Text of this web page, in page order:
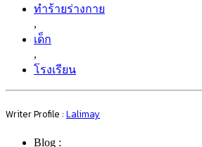
ทำร้ายร่างกาย
,
เด็ก
,
โรงเรียน
Writer Profile : Lalimay
Blog :